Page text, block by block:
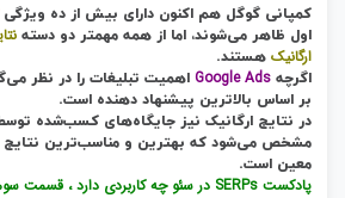
کمپانی گوگل هم اکنون دارای بیش از ده ویژگی
اول ظاهر می‌شوند، اما از همه مهمتر دو دسته
ارگانیکهستند.
اگرچه Google Adsاهمیت تبلیغات را در نظر
بر اساس بالاترین پیشنهاد دهنده است.
در نتایج ارگانیک نیز جایگاه‌های کسب‌شده
مشخص می‌شود که بهترین و مناسب‌ترین
معین است.
پادکست SERPs در سئو چه کاربردی دارد ، قسمت سوم ؛ بشنوید :